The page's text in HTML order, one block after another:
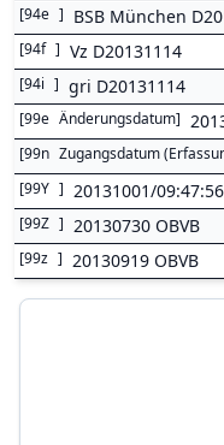
[94e ] BSB München
[94f ] Vz D20131114
[94i ] gri D20131114
[99e Änderungsdatum]
[99n Zugangsdatum
[99Y ] 20131001/
[99Z ] 20130730 OBVB
[99z ] 20130919 OBVB